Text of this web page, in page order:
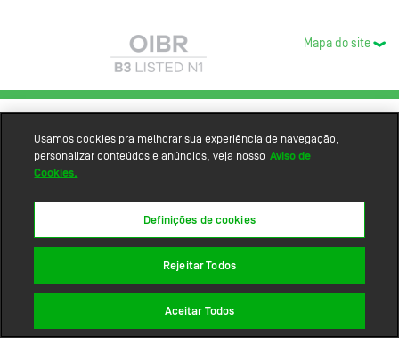
Mapa do site
Usamos cookies pra melhorar sua experiência de navegação,
personalizar conteúdos e anúncios, veja nosso Aviso de
Cookies.
Definições de cookies
Rejeitar Todos
Aceitar Todos